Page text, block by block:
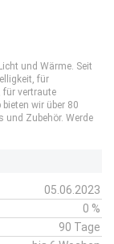
und Wärme. Seit
für
für vertraute
wir über 80
und Zubehör. Werde
05.06.2023
0 %
90 Tage